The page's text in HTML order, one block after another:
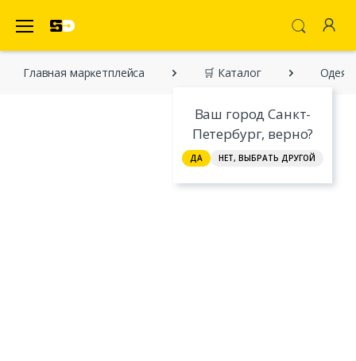
Ваш город Санкт-
Петербург, верно?
ДА НЕТ, ВЫБРАТЬ ДРУГОЙ
Главная марĸетплейса 🛒 Каталог